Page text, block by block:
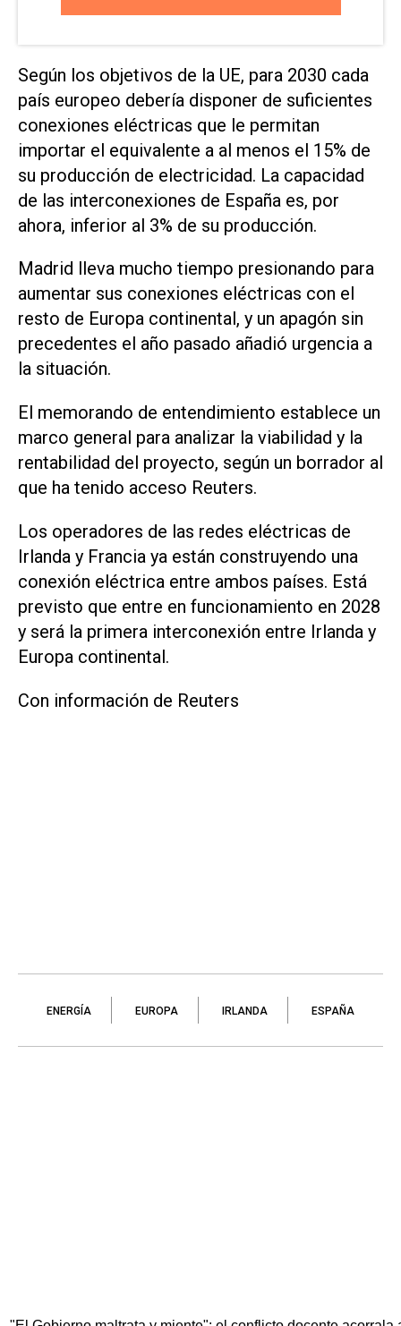
Según los objetivos ‌de la UE, para 2030 cada
⁠país europeo debería disponer de suficientes
conexiones eléctricas que le permitan
importar el equivalente a al menos el ​15% de
‌su producción de electricidad. La capacidad
de las interconexiones de España es, por
ahora, inferior al 3% de su producción.
Madrid lleva mucho ⁠tiempo presionando para
aumentar sus conexiones eléctricas con el
resto de Europa continental, y un apagón sin
precedentes el año pasado añadió urgencia a
la situación.
El memorando de entendimiento establece un
marco general para analizar ‌la viabilidad y la
rentabilidad del proyecto, según un borrador al
que ha tenido acceso Reuters.
Los operadores de las redes eléctricas de
Irlanda y Francia ya están ‌construyendo una
conexión eléctrica entre ambos países. Está
previsto que entre en funcionamiento en ‌2028
y ⁠será la primera interconexión entre Irlanda y
Europa continental.
Con información de Reuters
ENERGÍA EUROPA IRLANDA ESPAÑA